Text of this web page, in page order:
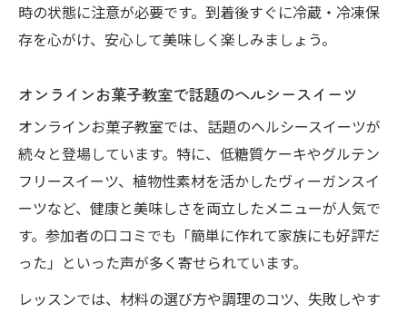
時の状態に注意が必要です。到着後すぐに冷蔵・冷凍保
存を心がけ、安心して美味しく楽しみましょう。
オンラインお菓子教室で話題のヘルシースイーツ
オンラインお菓子教室では、話題のヘルシースイーツが
続々と登場しています。特に、低糖質ケーキやグルテン
フリースイーツ、植物性素材を活かしたヴィーガンスイ
ーツなど、健康と美味しさを両立したメニューが人気で
す。参加者の口コミでも「簡単に作れて家族にも好評だ
った」といった声が多く寄せられています。
レッスンでは、材料の選び方や調理のコツ、失敗しやす